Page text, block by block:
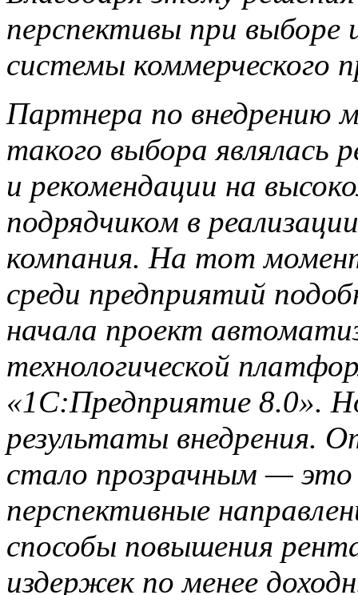
перспективы при выборе
системы коммерческого
Партнера по внедрению
такого выбора являлась
и рекомендации на
подрядчиком в
компания. На тот
среди предприятий
начала проект
технологической
«1С:Предприятие 8.0».
результаты внедрения.
стало прозрачным — это
перспективные
способы повышения
издержек по менее